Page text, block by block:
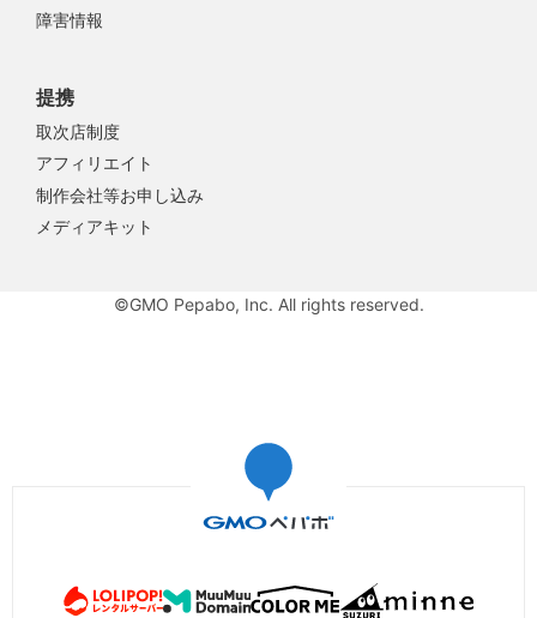
障害情報
提携
取次店制度
アフィリエイト
制作会社等お申し込み
メディアキット
©GMO Pepabo, Inc. All rights reserved.